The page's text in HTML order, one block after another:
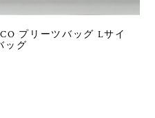
プリーツバッグ Lサイ
ッグ